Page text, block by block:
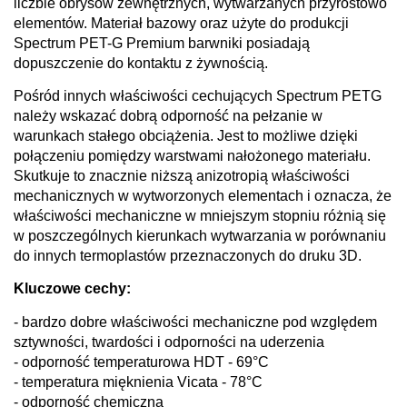
liczbie obrysów zewnętrznych, wytwarzanych przyrostowo
elementów. Materiał bazowy oraz użyte do produkcji
Spectrum PET-G Premium barwniki posiadają
dopuszczenie do kontaktu z żywnością.
Pośród innych właściwości cechujących Spectrum PETG
należy wskazać dobrą odporność na pełzanie w
warunkach stałego obciążenia. Jest to możliwe dzięki
połączeniu pomiędzy warstwami nałożonego materiału.
Skutkuje to znacznie niższą anizotropią właściwości
mechanicznych w wytworzonych elementach i oznacza, że
właściwości mechaniczne w mniejszym stopniu różnią się
w poszczególnych kierunkach wytwarzania w porównaniu
do innych termoplastów przeznaczonych do druku 3D.
Kluczowe cechy:
- bardzo dobre właściwości mechaniczne pod względem
sztywności, twardości i odporności na uderzenia
- odporność temperaturowa HDT - 69°C
- temperatura mięknienia Vicata - 78°C
- odporność chemiczna